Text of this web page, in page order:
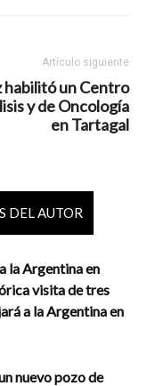
Artículo siguiente
habilitó un Centro
y de Oncología
en Tartagal
DEL AUTOR
la Argentina en
visita de tres
a la Argentina en
nuevo pozo de